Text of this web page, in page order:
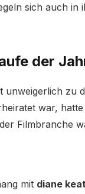
sich auch in
der
unweigerlich zu
war,
Filmbranche
mit diane